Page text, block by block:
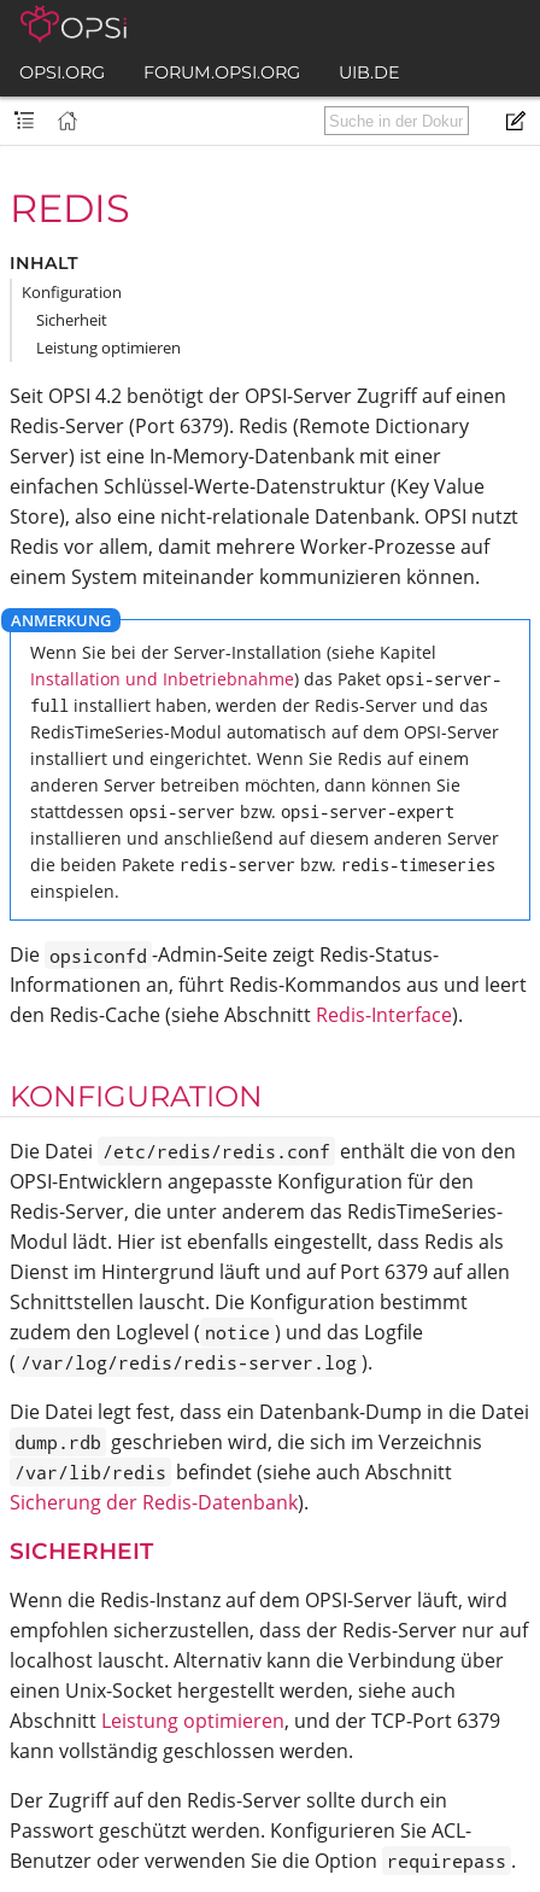
OPSI.ORG FORUM.OPSI.ORG UIB.DE
REDIS
INHALT
Konfiguration
Sicherheit
Leistung optimieren
Seit OPSI 4.2 benötigt der OPSI-Server Zugriff auf einen
Redis-Server (Port 6379). Redis (Remote Dictionary
Server) ist eine In-Memory-Datenbank mit einer
einfachen Schlüssel-Werte-Datenstruktur (Key Value
Store), also eine nicht-relationale Datenbank. OPSI nutzt
Redis vor allem, damit mehrere Worker-Prozesse auf
einem System miteinander kommunizieren können.
Wenn Sie bei der Server-Installation (siehe Kapitel
Installation und Inbetriebnahme) das Paket opsi-server-
full installiert haben, werden der Redis-Server und das
RedisTimeSeries-Modul automatisch auf dem OPSI-Server
installiert und eingerichtet. Wenn Sie Redis auf einem
anderen Server betreiben möchten, dann können Sie
stattdessen opsi-server bzw. opsi-server-expert
installieren und anschließend auf diesem anderen Server
die beiden Pakete redis-server bzw. redis-timeseries
einspielen.
Die opsiconfd -Admin-Seite zeigt Redis-Status-
Informationen an, führt Redis-Kommandos aus und leert
den Redis-Cache (siehe Abschnitt Redis-Interface).
KONFIGURATION
Die Datei /etc/redis/redis.conf enthält die von den
OPSI-Entwicklern angepasste Konfiguration für den
Redis-Server, die unter anderem das RedisTimeSeries-
Modul lädt. Hier ist ebenfalls eingestellt, dass Redis als
Dienst im Hintergrund läuft und auf Port 6379 auf allen
Schnittstellen lauscht. Die Konfiguration bestimmt
zudem den Loglevel ( notice ) und das Logfile
( /var/log/redis/redis-server.log ).
Die Datei legt fest, dass ein Datenbank-Dump in die Datei
dump.rdb geschrieben wird, die sich im Verzeichnis
/var/lib/redis befindet (siehe auch Abschnitt
Sicherung der Redis-Datenbank).
SICHERHEIT
Wenn die Redis-Instanz auf dem OPSI-Server läuft, wird
empfohlen sicherzustellen, dass der Redis-Server nur auf
localhost lauscht. Alternativ kann die Verbindung über
einen Unix-Socket hergestellt werden, siehe auch
Abschnitt Leistung optimieren, und der TCP-Port 6379
kann vollständig geschlossen werden.
Der Zugriff auf den Redis-Server sollte durch ein
Passwort geschützt werden. Konfigurieren Sie ACL-
Benutzer oder verwenden Sie die Option requirepass .